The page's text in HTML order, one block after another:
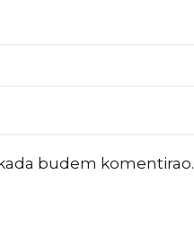
budem komentirao.